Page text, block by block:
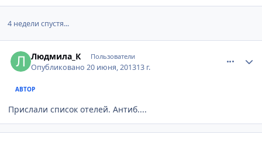
4 недели спустя...
Людмила_К Пользователи
Опубликовано20 июня, 201313 г.
АВТОР
Прислали список отелей. Антиб....